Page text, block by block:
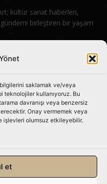
saklamak ve/veya
teknolojiler kullanıyoruz. Bu
davranışı veya benzersiz
Onay vermemek veya
işlevleri olumsuz etkileyebilir.
et
kültür sanat haberleri,
birleştiren bir yaşam
Edin